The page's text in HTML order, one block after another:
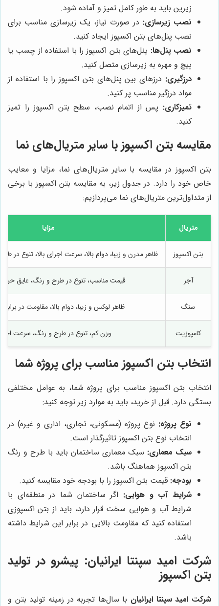
زیرین باید به طور کامل تمیز و آماده شود.
نصب زیرسازی: در صورت نیاز، یک زیرسازی مناسب برای
نصب پنل‌های بتن اکسپوز ایجاد کنید.
نصب پنل‌ها: پنل‌های بتن اکسپوز را با استفاده از چسب یا
پیچ و مهره به زیرسازی متصل کنید.
درزگیری: درزهای بین پنل‌های بتن اکسپوز را با استفاده از
مواد درزگیر مناسب پر کنید.
تمیزکاری: پس از اتمام نصب، سطح بتن اکسپوز را تمیز
کنید.
مقایسه بتن اکسپوز با سایر متریال‌های نما
بتن اکسپوز در مقایسه با سایر متریال‌های نما، مزایا و معایب
خاص خود را دارد. در جدول زیر، به مقایسه بتن اکسپوز با برخی
از متداول‌ترین متریال‌های نما می‌پردازیم:
متریال مزایا
بتن اکسپوز ظاهر مدرن و زیبا، دوام بالا، سرعت اجرای بالا، تنوع در
آجر قیمت مناسب، تنوع در طرح و رنگ، عایق
سنگ ظاهر لوکس و زیبا، دوام بالا، مقاومت در
کامپوزیت وزن کم، تنوع در طرح و رنگ، سرعت
انتخاب بتن اکسپوز مناسب برای پروژه شما
انتخاب بتن اکسپوز مناسب برای پروژه شما، به عوامل مختلفی
بستگی دارد. قبل از خرید، باید به موارد زیر توجه کنید:
نوع پروژه: نوع پروژه (مسکونی، تجاری، اداری و غیره) در
انتخاب نوع بتن اکسپوز تاثیرگذار است.
سبک معماری: سبک معماری ساختمان باید با طرح و رنگ
بتن اکسپوز هماهنگ باشد.
بودجه: قیمت بتن اکسپوز را با بودجه خود مقایسه کنید.
شرایط آب و هوایی: اگر ساختمان شما در منطقه‌ای با
شرایط آب و هوایی سخت قرار دارد، باید از بتن اکسپوزی
استفاده کنید که مقاومت بالایی در برابر این شرایط داشته
باشد.
شرکت امید سپنتا ایرانیان: پیشرو در تولید
بتن اکسپوز
شرکت امید سپنتا ایرانیان با سال‌ها تجربه در زمینه تولید بتن و